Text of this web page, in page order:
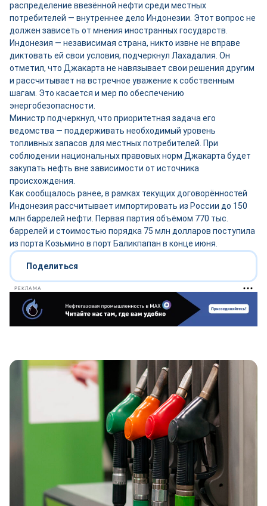
распределение ввезённой нефти среди местных
потребителей — внутреннее дело Индонезии. Этот вопрос не
должен зависеть от мнения иностранных государств.
Индонезия — независимая страна, никто извне не вправе
диктовать ей свои условия, подчеркнул Лахадалия. Он
отметил, что Джакарта не навязывает свои решения другим
и рассчитывает на встречное уважение к собственным
шагам. Это касается и мер по обеспечению
энергобезопасности.
Министр подчеркнул, что приоритетная задача его
ведомства — поддерживать необходимый уровень
топливных запасов для местных потребителей. При
соблюдении национальных правовых норм Джакарта будет
закупать нефть вне зависимости от источника
происхождения.
Как сообщалось ранее, в рамках текущих договорённостей
Индонезия рассчитывает импортировать из России до 150
млн баррелей нефти. Первая партия объёмом 770 тыс.
баррелей и стоимостью порядка 75 млн долларов поступила
из порта Козьмино в порт Баликпапан в конце июня.
Поделиться
РЕКЛАМА